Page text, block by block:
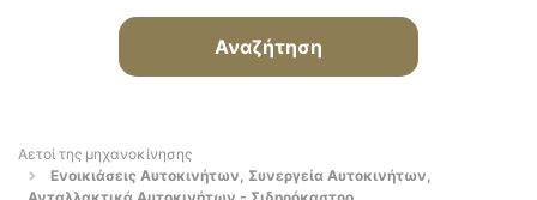
Αναζήτηση
Αετοί της μηχανοκίνησης
Ενοικιάσεις Αυτοκινήτων, Συνεργεία Αυτοκινήτων,